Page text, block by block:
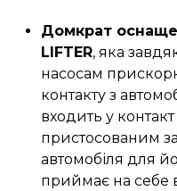
Домкрат
LIFTER, яка
насосам
контакту з
входить у
пристосованим
автомобіля для
приймає на себе